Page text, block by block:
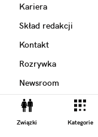
Związki Kategorie
Kariera
Skład redakcji
Kontakt
Rozrywka
Newsroom
Regulamin
Prywatność